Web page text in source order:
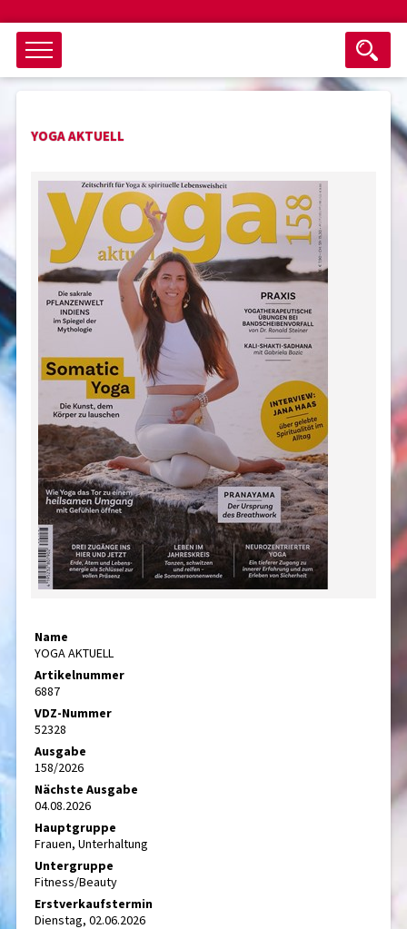
Objektsuche
als ganzes Wort suchen
keine eingestellten Titel
nur Titel im Angebot Suche zurücksetzen
Suchen
YOGA AKTUELL
Name
YOGA AKTUELL
Artikelnummer
6887
VDZ-Nummer
52328
Ausgabe
158/2026
Nächste Ausgabe
04.08.2026
Hauptgruppe
Frauen, Unterhaltung
Untergruppe
Fitness/Beauty
Erstverkaufstermin
Dienstag, 02.06.2026